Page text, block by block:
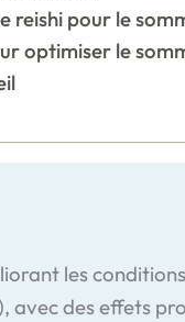
reishi pour le
optimiser le
les
des effets